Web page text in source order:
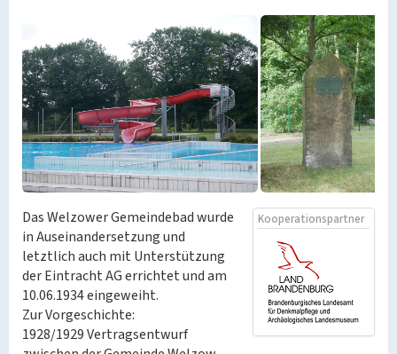
Kooperationspartner
Das Welzower Gemeindebad wurde
in Auseinandersetzung und
letztlich auch mit Unterstützung
der Eintracht AG errichtet und am
10.06.1934 eingeweiht.
Zur Vorgeschichte:
1928/1929 Vertragsentwurf